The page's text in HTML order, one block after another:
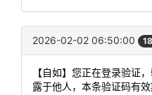
2026-02-02 06:50:00
【自如】您正在登录验证
露于他人，本条验证码有效